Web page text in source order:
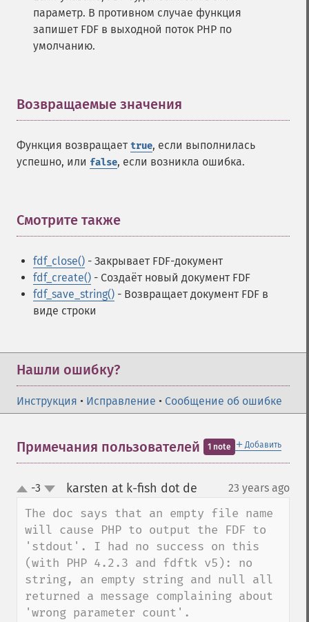
параметр. В противном случае функция
запишет FDF в выходной поток PHP по
умолчанию.
Возвращаемые значения
Функция возвращает true, если выполнилась
успешно, или false, если возникла ошибка.
Смотрите также
fdf_close() - Закрывает FDF-документ
fdf_create() - Создаёт новый документ FDF
fdf_save_string() - Возвращает документ FDF в
виде строки
Нашли ошибку?
Инструкция • Исправление • Сообщение об ошибке
＋ Добавить
Примечания пользователей 1 note
up-3 karsten at k-fish dot de 23 years ago
The doc says that an empty file name
will cause PHP to output the FDF to
'stdout'. I had no success on this
(with PHP 4.2.3 and fdftk v5): no
string, an empty string and null all
returned a message complaining about
'wrong parameter count'.